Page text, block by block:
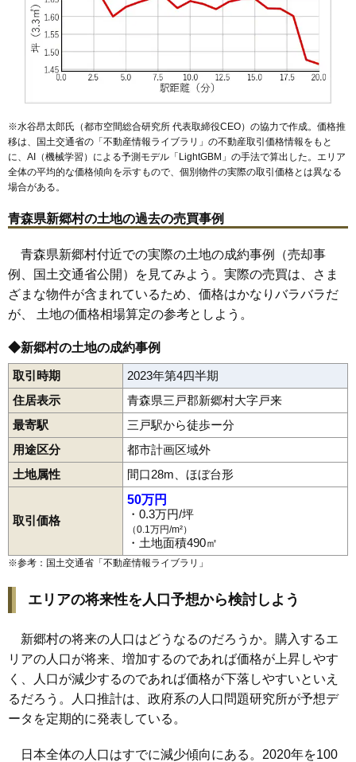
※水谷昂太郎氏（都市空間総合研究所 代表取締役CEO）の協力で作成。価格推
移は、国土交通省の「不動産情報ライブラリ 」の不動産取引価格情報をもと
に、AI（機械学習）による予測モデル「LightGBM」の手法で算出した。エリア
全体の平均的な価格傾向を示すもので、個別物件の実際の取引価格とは異なる
場合がある。
青森県新郷村の土地の過去の売買事例
青森県新郷村付近での実際の土地の成約事例（売却事
例、国土交通省公開）を見てみよう。実際の売買は、さま
ざまな物件が含まれているため、価格はかなりバラバラだ
が、 土地の価格相場算定の参考としよう。
◆新郷村の土地の成約事例
取引時期
2023年第4四半期
住居表示
青森県三戸郡新郷村大字戸来
最寄駅
三戸駅から徒歩ー分
用途区分
都市計画区域外
土地属性
間口28m、ほぼ台形
取引価格
50万円
・0.3万円/坪
（0.1万円/m²）
・土地面積490㎡
※参考：国土交通省「不動産情報ライブラリ 」
エリアの将来性を人口予想から検討しよう
新郷村の将来の人口はどうなるのだろうか。購入するエ
リアの人口が将来、増加するのであれば価格が上昇しやす
く、人口が減少するのであれば価格が下落しやすいといえ
るだろう。人口推計は、政府系の人口問題研究所が予想デ
ータを定期的に発表している。
日本全体の人口はすでに減少傾向にある。2020年を100